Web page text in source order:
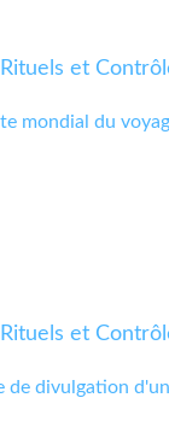
mondial du
divulgation